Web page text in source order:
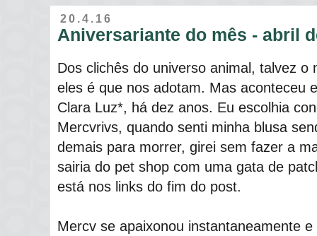
20.4.16
Aniversariante do mês - abril
Dos clichês do universo animal, talvez o
eles é que nos adotam. Mas aconteceu
Clara Luz*, há dez anos. Eu escolhia
Mercvrivs, quando senti minha blusa
demais para morrer, girei sem fazer a
sairia do pet shop com uma gata de
está nos links do fim do post.
Mercv se apaixonou instantaneamente